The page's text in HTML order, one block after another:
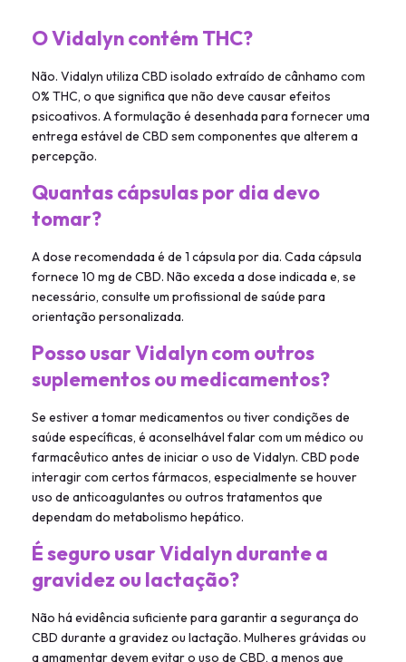
O Vidalyn contém THC?
Não. Vidalyn utiliza CBD isolado extraído de cânhamo com
0% THC, o que significa que não deve causar efeitos
psicoativos. A formulação é desenhada para fornecer uma
entrega estável de CBD sem componentes que alterem a
percepção.
Quantas cápsulas por dia devo
tomar?
A dose recomendada é de 1 cápsula por dia. Cada cápsula
fornece 10 mg de CBD. Não exceda a dose indicada e, se
necessário, consulte um profissional de saúde para
orientação personalizada.
Posso usar Vidalyn com outros
suplementos ou medicamentos?
Se estiver a tomar medicamentos ou tiver condições de
saúde específicas, é aconselhável falar com um médico ou
farmacêutico antes de iniciar o uso de Vidalyn. CBD pode
interagir com certos fármacos, especialmente se houver
uso de anticoagulantes ou outros tratamentos que
dependam do metabolismo hepático.
É seguro usar Vidalyn durante a
gravidez ou lactação?
Não há evidência suficiente para garantir a segurança do
CBD durante a gravidez ou lactação. Mulheres grávidas ou
a amamentar devem evitar o uso de CBD, a menos que